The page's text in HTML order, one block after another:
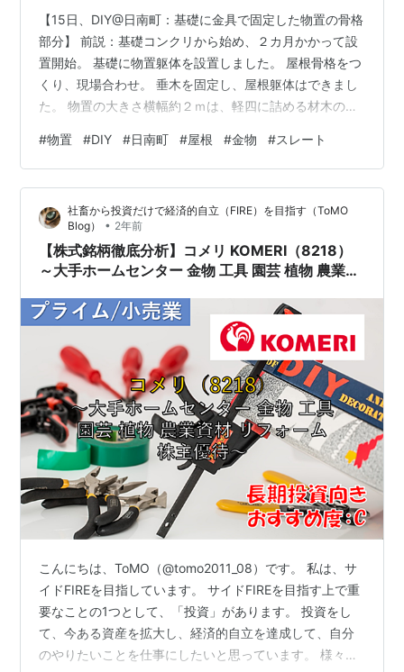
【15日、DIY@日南町：基礎に金具で固定した物置の骨格
部分】 前説：基礎コンクリから始め、２カ月かかって設
置開始。 基礎に物置躯体を設置しました。 屋根骨格をつ
くり、現場合わせ。 垂木を固定し、屋根躯体はできまし
た。 物置の大きさ横幅約２ｍは、軽四に詰める材木の長
付けるのはいつのことやら…。 前説：基礎コンクリから
始め、２カ月かかって設置開始。 ８月13日にモルタル基
礎と独立基礎を作り始め、９月15日にやっと物置（骨
格）を設置できました。これまでの歩みは過去記事をご
参照ください。 pagetaka.hatenablog.jp pagetak…
#物置 #DIY #日南町 #屋根 #金物 #スレート
社畜から投資だけで経済的自立（FIRE）を目指す（ToMO
Blog）
• 2年前
【株式銘柄徹底分析】コメリ KOMERI（8218）
～大手ホームセンター 金物 工具 園芸 植物 農業資
こんにちは、ToMO（@tomo2011_08）です。 私は、サ
イドFIREを目指しています。 サイドFIREを目指す上で重
要なことの1つとして、「投資」があります。 投資をし
て、今ある資産を拡大し、経済的自立を達成して、自分
のやりたいことを仕事にしたいと思っています。 様々な